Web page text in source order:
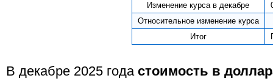
Изменение курса в декабре
Относительное изменение курса
Итог
В декабре 2025 года стоимость в